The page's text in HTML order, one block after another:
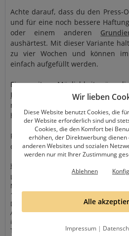
Achte darauf, dass du den Press-
und für eine noch bessere
oder einem anderen
aushärtest. Mit dieser Variante
zu vier Wochen und können
einfach aufgefüllt werden.
Eine weitere Möglichkeit wäre
Kleber
oder auch speziellen
nachdem wie sehr du aber
halten diese nur einige Tage bis
Für weitere Tipps und Tricks rund
dir auch gerne unsereTutorial-
Hersteller
Lovenails
Max-Steinke-Str. 36
13086 Berlin
Deutschland
Ansprechpartner: P. Koch Ramos
info@lovenails-shop.de
Tel: (0)30-74785225
Wir lieben
Diese Website benutzt Cookies, die
der Website erforderlich sind und
Cookies, die den Komfort bei
erhöhen, der Direktwerbung
anderen Websites und sozialen
werden nur mit Ihrer Zustimmung
Ablehnen
Alle
Impressum |